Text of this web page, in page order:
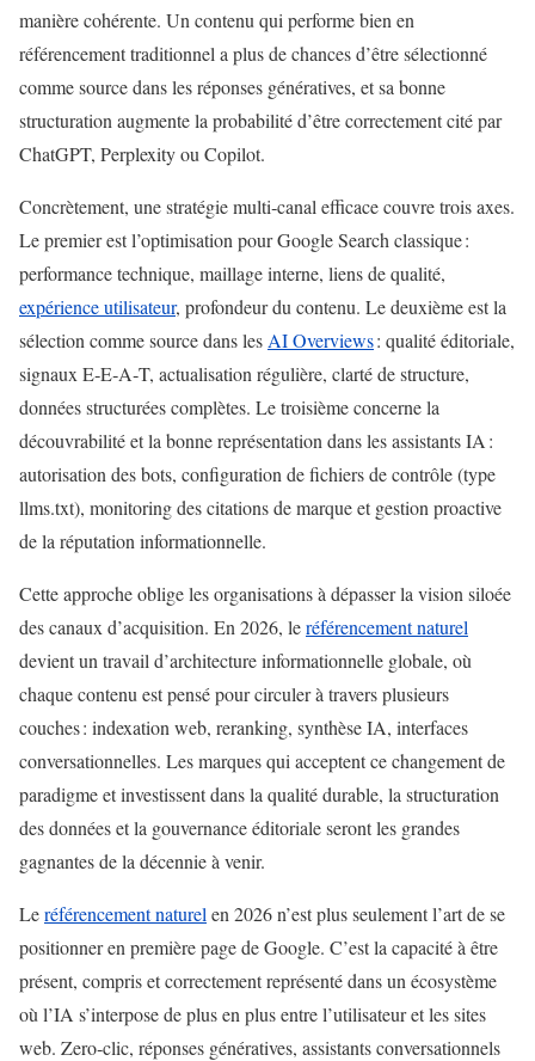
manière cohérente. Un contenu qui performe bien en
référencement traditionnel a plus de chances d’être sélectionné
comme source dans les réponses génératives, et sa bonne
structuration augmente la probabilité d’être correctement cité par
ChatGPT, Perplexity ou Copilot.
Concrètement, une stratégie multi‑canal efficace couvre trois axes.
Le premier est l’optimisation pour Google Search classique :
performance technique, maillage interne, liens de qualité,
expérience utilisateur, profondeur du contenu. Le deuxième est la
sélection comme source dans les AI Overviews: qualité éditoriale,
signaux E‑E‑A‑T, actualisation régulière, clarté de structure,
données structurées complètes. Le troisième concerne la
découvrabilité et la bonne représentation dans les assistants IA :
autorisation des bots, configuration de fichiers de contrôle (type
llms.txt), monitoring des citations de marque et gestion proactive
de la réputation informationnelle.
Cette approche oblige les organisations à dépasser la vision siloée
des canaux d’acquisition. En 2026, leréférencement naturel
devient un travail d’architecture informationnelle globale, où
chaque contenu est pensé pour circuler à travers plusieurs
couches : indexation web, reranking, synthèse IA, interfaces
conversationnelles. Les marques qui acceptent ce changement de
paradigme et investissent dans la qualité durable, la structuration
des données et la gouvernance éditoriale seront les grandes
gagnantes de la décennie à venir.
Leréférencement naturel en 2026 n’est plus seulement l’art de se
positionner en première page de Google. C’est la capacité à être
présent, compris et correctement représenté dans un écosystème
où l’IA s’interpose de plus en plus entre l’utilisateur et les sites
web. Zero‑clic, réponses génératives, assistants conversationnels